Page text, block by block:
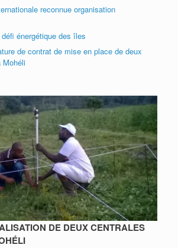
reconnue organisation
défi énergétique des îles
de contrat de mise en place de deux
Mohéli
DE DEUX CENTRALES